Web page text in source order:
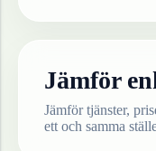
Jämför
Jämför tjänster,
ett och samma